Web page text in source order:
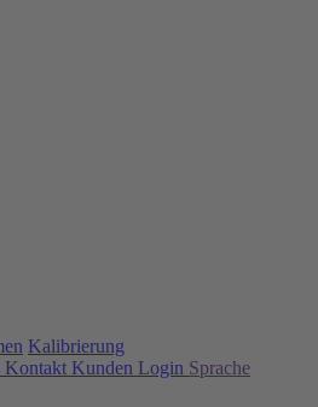
Kalibrierung
Kontakt Kunden Login Sprache